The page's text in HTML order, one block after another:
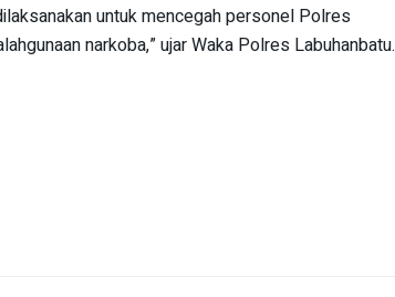
untuk mencegah personel Polres
narkoba,” ujar Waka Polres Labuhanbatu.